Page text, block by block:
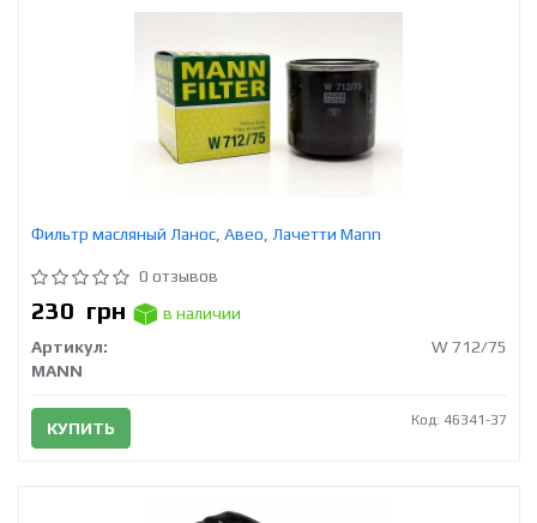
Фильтр масляный Ланос, Авео, Лачетти Mann
0 отзывов
230 грн
в наличии
Артикул:
W 712/75
MANN
КУПИТЬ Код: 46341-37